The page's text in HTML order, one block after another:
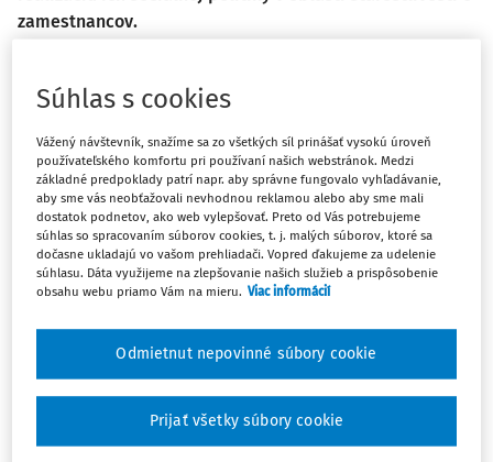
zamestnancov.
152/1994 Z.z. o sociálnom fonde a o zmene a doplnení
neskorších predpisov (ďalej len "zákon o sociálnom
fonde").
Povinnosť tvoriť sociálny fond má každý zamestnávateľ.
Zamestnávateľom je podľazákona o sociálnom fonde
právnická osoba so sídlom na území Slovenskej republiky
alebo fyzická osoba s miestom trvalého pobytu alebo
miestom podnikania na území SR, ktorá zamestnáva
zamestnanca v pracovnom pomere alebo v obdobnom
pracovnom vzťahu. Zamestnávateľom je podľa tejto
zákonnej definície aj obec a ROPO (ďalej len
Súhlas s cookies
Vážený návštevník, snažíme sa zo všetkých síl prinášať vysokú úroveň
používateľského komfortu pri používaní našich webstránok. Medzi
základné predpoklady patrí napr. aby správne fungovalo vyhľadávanie,
aby sme vás neobťažovali nevhodnou reklamou alebo aby sme mali
dostatok podnetov, ako web vylepšovať. Preto od Vás potrebujeme
súhlas so spracovaním súborov cookies, t. j. malých súborov, ktoré sa
dočasne ukladajú vo vašom prehliadači. Vopred ďakujeme za udelenie
súhlasu. Dáta využijeme na zlepšovanie našich služieb a prispôsobenie
obsahu webu priamo Vám na mieru. Viac informácií
Odmietnut nepovinné súbory cookie
Prijať všetky súbory cookie